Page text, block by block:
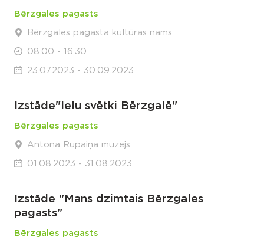
Bērzgales pagasts
Bērzgales pagasta kultūras nams
08:00 - 16:30
23.07.2023 - 30.09.2023
Izstāde"Ielu svētki Bērzgalē"
Bērzgales pagasts
Antona Rupaiņa muzejs
01.08.2023 - 31.08.2023
Izstāde "Mans dzimtais Bērzgales
pagasts"
Bērzgales pagasts